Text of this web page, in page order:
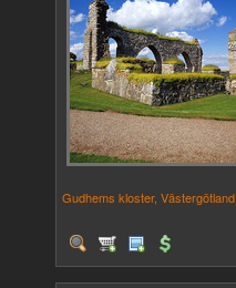
Gudhems kloster, Västergötland